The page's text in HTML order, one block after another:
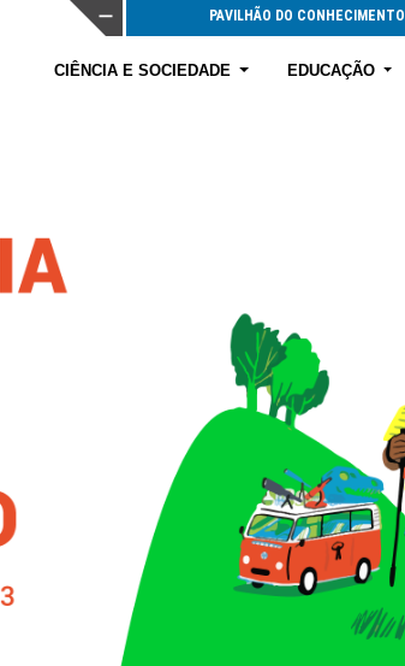
PAVILHÃO DO CONHECIMENTO
CIÊNCIA E SOCIEDADE EDUCAÇÃO